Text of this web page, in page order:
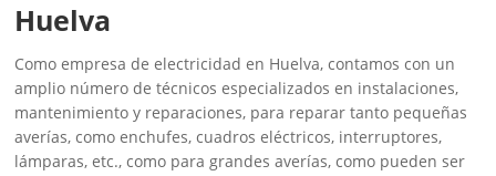
Huelva
Como empresa de electricidad en Huelva, contamos con un
amplio número de técnicos especializados en instalaciones,
mantenimiento y reparaciones, para reparar tanto pequeñas
averías, como enchufes, cuadros eléctricos, interruptores,
lámparas, etc., como para grandes averías, como pueden ser